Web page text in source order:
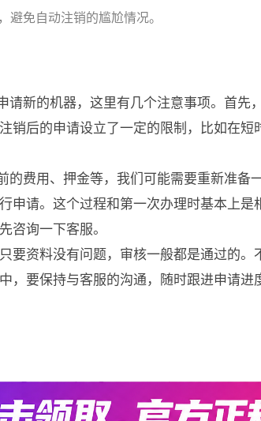
避免自动注销的尴尬情况。
请新的机器，这里有几个注意事项。首先
销后的申请设立了一定的限制，比如在短
的费用、押金等，我们可能需要重新准备
申请。这个过程和第一次办理时基本上是
咨询一下客服。
要资料没有问题，审核一般都是通过的。
，要保持与客服的沟通，随时跟进申请进